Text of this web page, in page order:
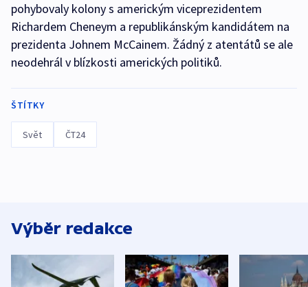
pohybovaly kolony s americkým viceprezidentem
Richardem Cheneym a republikánským kandidátem na
prezidenta Johnem McCainem. Žádný z atentátů se ale
neodehrál v blízkosti amerických politiků.
ŠTÍTKY
Svět ČT24
Výběr redakce